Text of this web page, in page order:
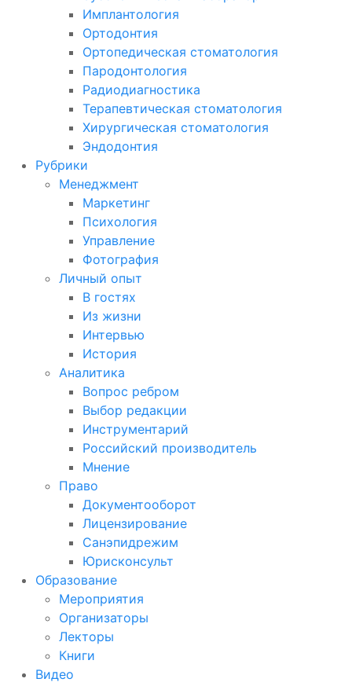
Имплантология
Ортодонтия
Ортопедическая стоматология
Пародонтология
Радиодиагностика
Терапевтическая стоматология
Хирургическая стоматология
Эндодонтия
Рубрики
Менеджмент
Маркетинг
Психология
Управление
Фотография
Личный опыт
В гостях
Из жизни
Интервью
История
Аналитика
Вопрос ребром
Выбор редакции
Инструментарий
Российский производитель
Мнение
Право
Документооборот
Лицензирование
Санэпидрежим
Юрисконсульт
Образование
Мероприятия
Организаторы
Лекторы
Книги
Видео